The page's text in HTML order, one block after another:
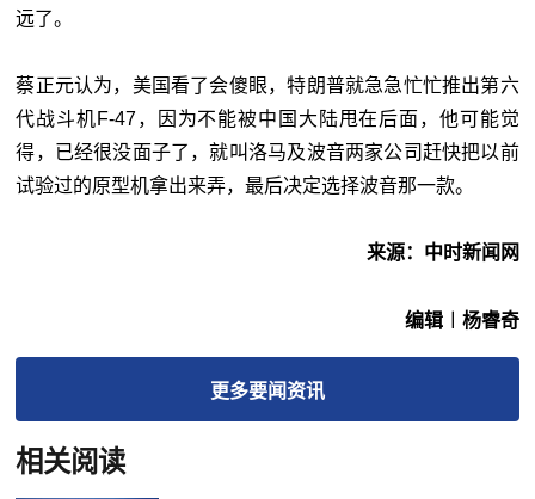
远了。
蔡正元认为，美国看了会傻眼，特朗普就急急忙忙推出第六
代战斗机F-47，因为不能被中国大陆甩在后面，他可能觉
得，已经很没面子了，就叫洛马及波音两家公司赶快把以前
试验过的原型机拿出来弄，最后决定选择波音那一款。
来源：中时新闻网
编辑︱杨睿奇
更多要闻资讯
相关阅读